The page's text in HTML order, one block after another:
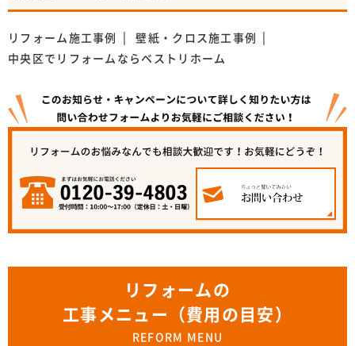
リフォーム施工事例
壁紙・クロス施工事例
中央区でリフォームならベストリホーム
リフォームの
工事メニュー（費用の目安）
REFORM MENU